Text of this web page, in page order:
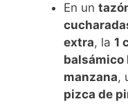
En un
extra, la 1
balsámico
manzana,
pizca de